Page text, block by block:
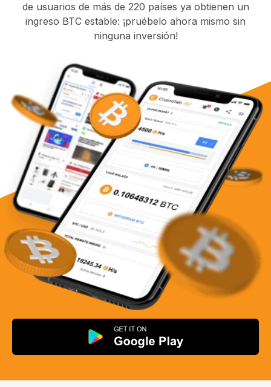
de usuarios de más de 220 países ya obtienen un
ingreso BTC estable: ¡pruébelo ahora mismo sin
ninguna inversión!